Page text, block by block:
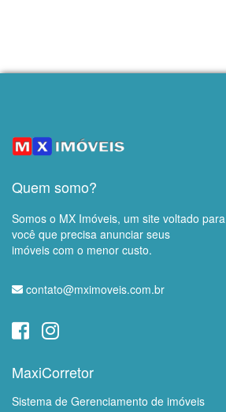
Quem somo?
Somos o MX Imóveis, um site voltado para
você que precisa anunciar seus
imóveis com o menor custo.
contato@mximoveis.com.br
MaxiCorretor
Sistema de Gerenciamento de imóveis